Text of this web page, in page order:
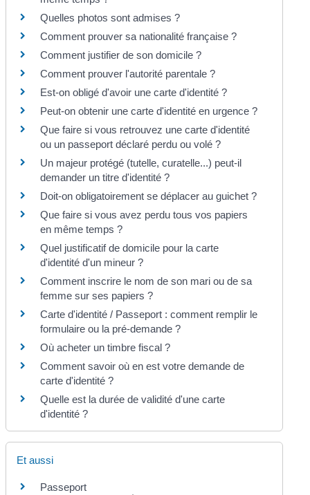
Quelles photos sont admises ?
Comment prouver sa nationalité française ?
Comment justifier de son domicile ?
Comment prouver l'autorité parentale ?
Est-on obligé d'avoir une carte d'identité ?
Peut-on obtenir une carte d'identité en urgence ?
Que faire si vous retrouvez une carte d'identité
ou un passeport déclaré perdu ou volé ?
Un majeur protégé (tutelle, curatelle...) peut-il
demander un titre d'identité ?
Doit-on obligatoirement se déplacer au guichet ?
Que faire si vous avez perdu tous vos papiers
en même temps ?
Quel justificatif de domicile pour la carte
d'identité d'un mineur ?
Comment inscrire le nom de son mari ou de sa
femme sur ses papiers ?
Carte d'identité / Passeport : comment remplir le
formulaire ou la pré-demande ?
Où acheter un timbre fiscal ?
Comment savoir où en est votre demande de
carte d'identité ?
Quelle est la durée de validité d'une carte
d'identité ?
Et aussi
Passeport